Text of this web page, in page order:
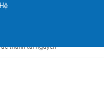
thành tài nguyên